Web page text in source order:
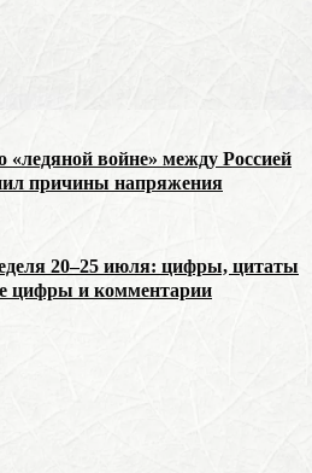
«ледяной войне» между Россией
причины напряжения
20–25 июля: цифры, цитаты
цифры и комментарии